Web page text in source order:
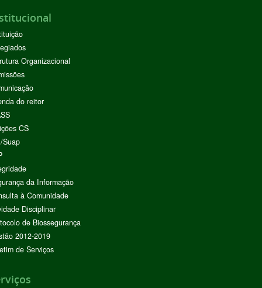
Organizacional
do reitor
CS
Suap
da Informação
à Comunidade
Disciplinar
de Biossegurança
2012-2019
de Serviços